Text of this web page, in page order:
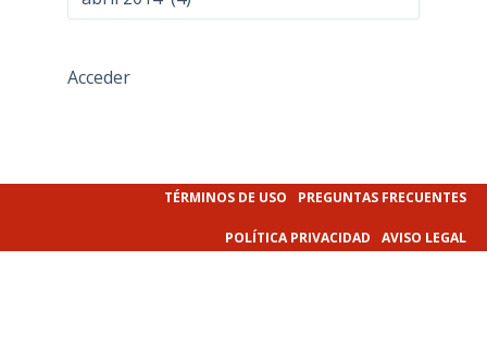
Acceder
TÉRMINOS DE USO PREGUNTAS FRECUENTES
POLÍTICA PRIVACIDAD AVISO LEGAL